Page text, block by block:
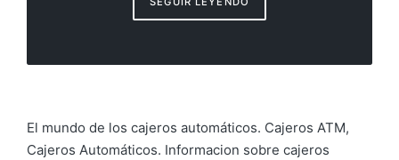
El mundo de los cajeros automáticos. Cajeros ATM,
Cajeros Automáticos. Informacion sobre cajeros